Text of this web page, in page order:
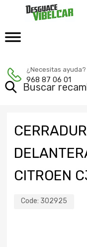
¿Necesitas ayuda?
968 87 06 01
CITROEN
Code: 302925